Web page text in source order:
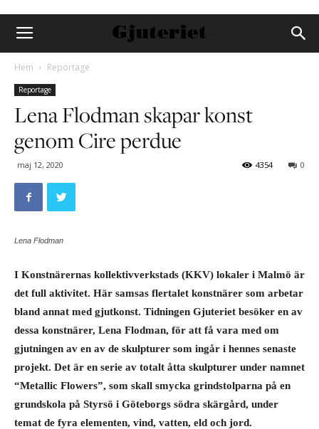
Hem Reportage
Reportage
Lena Flodman skapar konst
genom Cire perdue
maj 12, 2020 0
4354
Lena Flodman
I Konstnärernas kollektivverkstads (KKV) lokaler i Malmö är
det full aktivitet. Här samsas flertalet konstnärer som arbetar
bland annat med gjutkonst. Tidningen Gjuteriet besöker en av
dessa konstnärer, Lena Flodman, för att få vara med om
gjutningen av en av de skulpturer som ingår i hennes senaste
projekt. Det är en serie av totalt åtta skulpturer under namnet
“Metallic Flowers”, som skall smycka grindstolparna på en
grundskola på Styrsö i Göteborgs södra skärgård, under
temat de fyra elementen, vind, vatten, eld och jord.